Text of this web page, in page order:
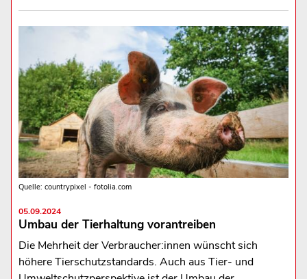
Quelle: countrypixel - fotolia.com
05.09.2024
Umbau der Tierhaltung vorantreiben
Die Mehrheit der Verbraucher:innen wünscht sich
höhere Tierschutzstandards. Auch aus Tier- und